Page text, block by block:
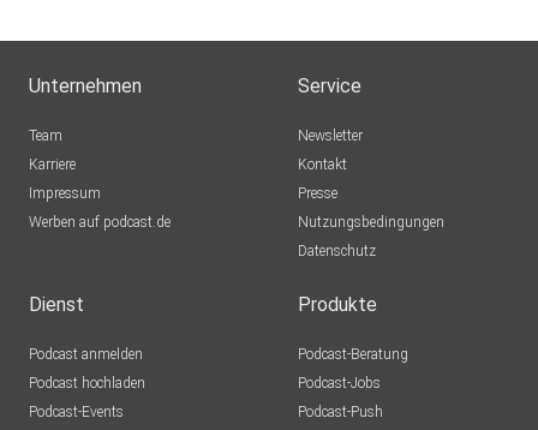
Unternehmen
Team
Karriere
Impressum
Werben auf podcast.de
Service
Newsletter
Kontakt
Presse
Nutzungsbedingungen
Datenschutz
Dienst
Podcast anmelden
Podcast hochladen
Podcast-Events
Produkte
Podcast-Beratung
Podcast-Jobs
Podcast-Push